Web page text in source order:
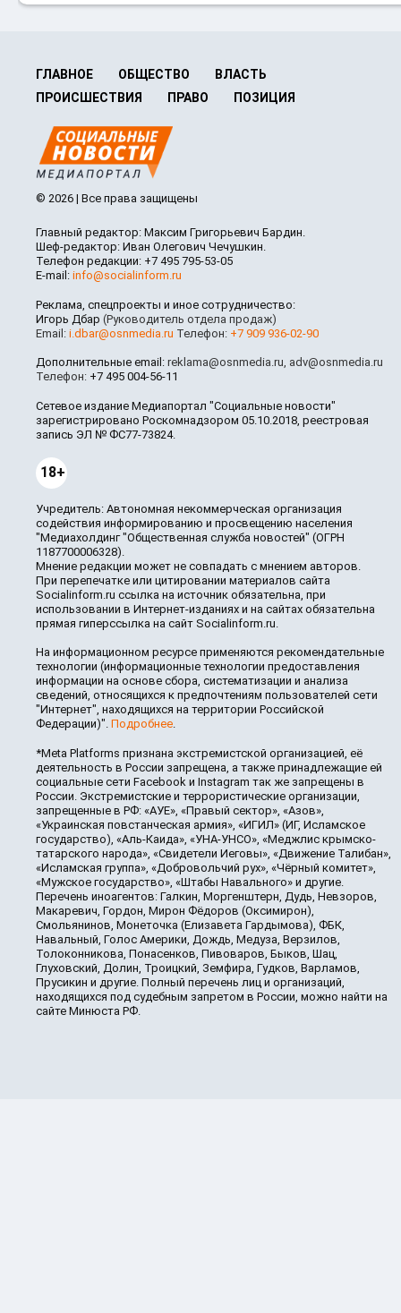
ГЛАВНОЕ ОБЩЕСТВО
ВЛАСТЬ
ПРОИСШЕСТВИЯ
ПРАВО ПОЗИЦИЯ
© 2026 | Все права защищены
Главный редактор: Максим Григорьевич Бардин.
Шеф-редактор: Иван Олегович Чечушкин.
Телефон редакции: +7 495 795-53-05
E-mail: info@socialinform.ru
Реклама, спецпроекты и иное сотрудничество:
Игорь Дбар (Руководитель отдела продаж)
Email: i.dbar@osnmedia.ru Телефон: +7 909 936-02-90
Дополнительные email: reklama@osnmedia.ru, adv@osnmedia.ru
Телефон: +7 495 004-56-11
Сетевое издание Медиапортал "Социальные новости"
зарегистрировано Роскомнадзором 05.10.2018, реестровая
запись ЭЛ № ФС77-73824.
18+
Учредитель: Автономная некоммерческая организация
содействия информированию и просвещению населения
"Медиахолдинг "Общественная служба новостей" (ОГРН
1187700006328).
Мнение редакции может не совпадать с мнением авторов.
При перепечатке или цитировании материалов сайта
Socialinform.ru ссылка на источник обязательна, при
использовании в Интернет-изданиях и на сайтах обязательна
прямая гиперссылка на сайт Socialinform.ru.
На информационном ресурсе применяются рекомендательные
технологии (информационные технологии предоставления
информации на основе сбора, систематизации и анализа
сведений, относящихся к предпочтениям пользователей сети
"Интернет", находящихся на территории Российской
Федерации)". Подробнее.
*Meta Platforms признана экстремистской организацией, её
деятельность в России запрещена, а также принадлежащие ей
социальные сети Facebook и Instagram так же запрещены в
России. Экстремистские и террористические организации,
запрещенные в РФ: «АУЕ», «Правый сектор», «Азов»,
«Украинская повстанческая армия», «ИГИЛ» (ИГ, Исламское
государство), «Аль-Каида», «УНА-УНСО», «Меджлис крымско-
татарского народа», «Свидетели Иеговы», «Движение Талибан»,
«Исламская группа», «Добровольчий рух», «Чёрный комитет»,
«Мужское государство», «Штабы Навального» и другие.
Перечень иноагентов: Галкин, Моргенштерн, Дудь, Невзоров,
Макаревич, Гордон, Мирон Фёдоров (Оксимирон),
Смольянинов, Монеточка (Елизавета Гардымова), ФБК,
Навальный, Голос Америки, Дождь, Медуза, Верзилов,
Толоконникова, Понасенков, Пивоваров, Быков, Шац,
Глуховский, Долин, Троицкий, Земфира, Гудков, Варламов,
Прусикин и другие. Полный перечень лиц и организаций,
находящихся под судебным запретом в России, можно найти на
сайте Минюста РФ.